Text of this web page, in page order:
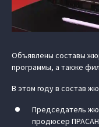
Объявлены составы
программы, а также
В этом году в состав
Председатель
продюсер